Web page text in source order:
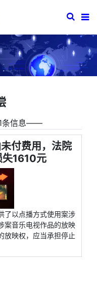
条信息――
付费用，法院
失1610元
了以点播方式使用案涉
案音乐电视作品的放映
放映权，应当承担停止